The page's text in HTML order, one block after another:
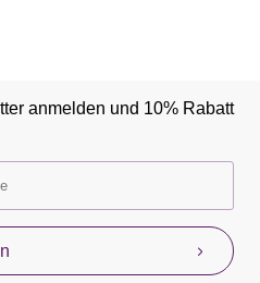
anmelden und 10% Rabatt